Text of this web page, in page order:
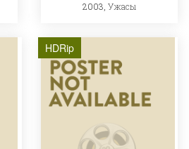
2003,Ужасы
HDRip